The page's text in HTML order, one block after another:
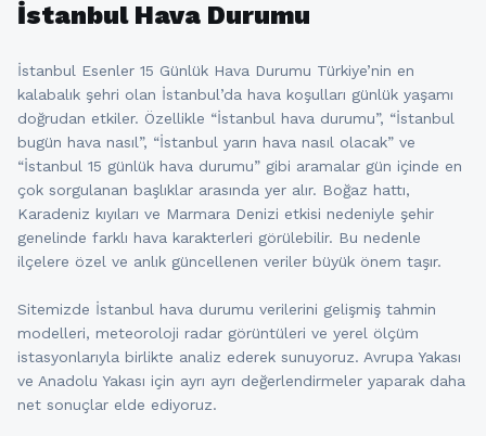
İstanbul Hava Durumu
İstanbul Esenler 15 Günlük Hava Durumu Türkiye’nin en
kalabalık şehri olan İstanbul’da hava koşulları günlük yaşamı
doğrudan etkiler. Özellikle “İstanbul hava durumu”, “İstanbul
bugün hava nasıl”, “İstanbul yarın hava nasıl olacak” ve
“İstanbul 15 günlük hava durumu” gibi aramalar gün içinde en
çok sorgulanan başlıklar arasında yer alır. Boğaz hattı,
Karadeniz kıyıları ve Marmara Denizi etkisi nedeniyle şehir
genelinde farklı hava karakterleri görülebilir. Bu nedenle
ilçelere özel ve anlık güncellenen veriler büyük önem taşır.
Sitemizde İstanbul hava durumu verilerini gelişmiş tahmin
modelleri, meteoroloji radar görüntüleri ve yerel ölçüm
istasyonlarıyla birlikte analiz ederek sunuyoruz. Avrupa Yakası
ve Anadolu Yakası için ayrı ayrı değerlendirmeler yaparak daha
net sonuçlar elde ediyoruz.